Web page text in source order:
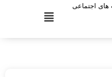
های اجتماعی